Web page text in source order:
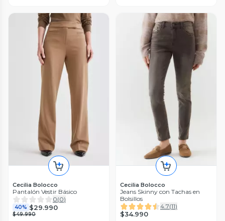
Cecilia Bolocco
Pantalón Vestir Básico
0(0)
40% $29.990
$49.990
Cecilia Bolocco
Jeans Skinny con Tachas en
Bolsillos
4.7(11)
$34.990